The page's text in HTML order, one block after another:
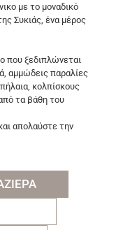
με το μοναδικό
Συκιάς, ένα μέρος
που ξεδιπλώνεται
αμμώδεις παραλίες
κολπίσκους
τα βάθη του
απολαύστε την